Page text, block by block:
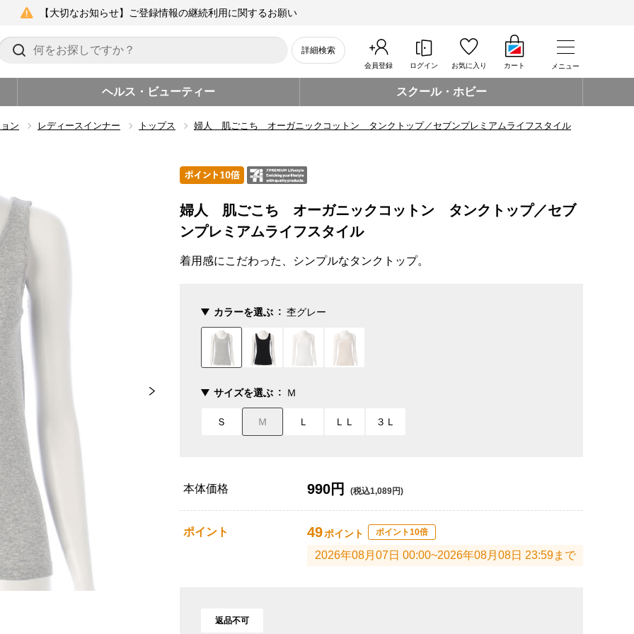
【大切なお知らせ】ご登録情報の継続利用に関するお願い
詳細検索
会員登録 ログイン お気に入り カート メニュー
ヘルス・ビューティー スクール・ホビー
ン レディースインナー トップス 婦人 肌ごこち オーガニックコットン タンクトップ／セブンプレミアムライフスタイル
婦人 肌ごこち オーガニックコットン タンクトップ／セブ
ンプレミアムライフスタイル
着用感にこだわった、シンプルなタンクトップ。
カラーを選ぶ 杢グレー
サイズを選ぶ Ｍ
Ｓ Ｍ Ｌ ＬＬ ３Ｌ
本体価格 990円 (税込1,089円)
ポイント 49ポイント ポイント10倍
2026年08月07日 00:00~2026年08月08日 23:59まで
返品不可